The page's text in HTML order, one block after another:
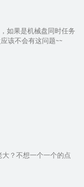
如果是机械盘同时任务
该不会有这问题~~
？不想一个一个的点